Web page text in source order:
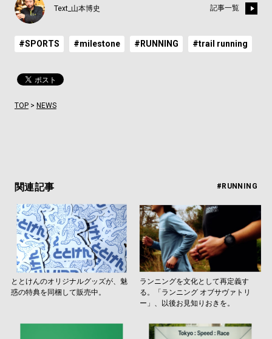
Text_山本博史 記事一覧
#SPORTS #milestone #RUNNING #trail running
TOP> NEWS
関連記事 #RUNNING
ととけんのオリジナルグッズが、魅
惑の特典を同梱して販売中。
ランニングを文化として再定義す
る。「ランニング オブサヴァトリ
ー」、以後お見知りおきを。